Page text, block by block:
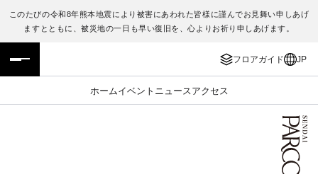
このたびの令和8年熊本地震により被害にあわれた皆様に謹んでお見舞い申しあげ
ますとともに、被災地の一日も早い復旧を、心よりお祈り申しあげます。
フロアガイド JP
ホームイベント ニュース アクセス
フロアガイド
施設案内・アクセス
ENGLISH
繁体字